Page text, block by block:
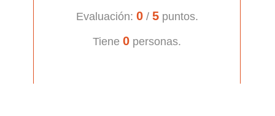
Evaluación: 0/ 5puntos.
Tiene 0 personas.